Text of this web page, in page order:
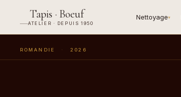
Tapis · Boeuf
ATELIER · DEPUIS 1950
Nettoyage▾
ROMANDIE · 2026